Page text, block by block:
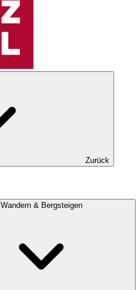
Zurück
Wandern & Bergsteigen